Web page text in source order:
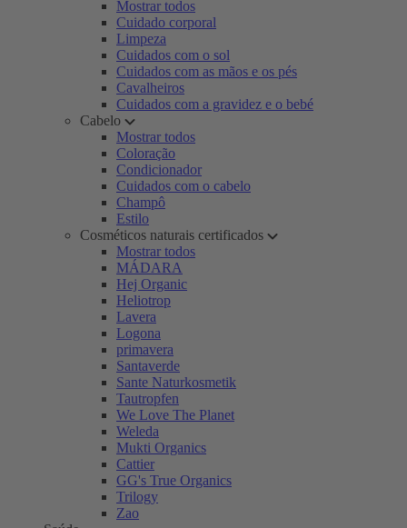
Mostrar todos
Cuidado corporal
Limpeza
Cuidados com o sol
Cuidados com as mãos e os pés
Cavalheiros
Cuidados com a gravidez e o bebé
Cabelo
Mostrar todos
Coloração
Condicionador
Cuidados com o cabelo
Champô
Estilo
Cosméticos naturais certificados
Mostrar todos
MÁDARA
Hej Organic
Heliotrop
Lavera
Logona
primavera
Santaverde
Sante Naturkosmetik
Tautropfen
We Love The Planet
Weleda
Mukti Organics
Cattier
GG's True Organics
Trilogy
Zao